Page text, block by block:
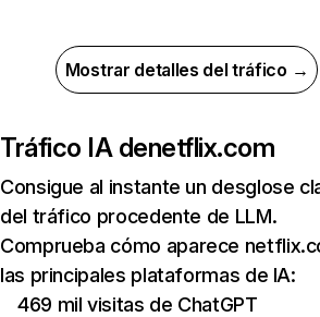
Mostrar detalles del tráfico →
Tráfico IA denetflix.com
Consigue al instante un desglose
del tráfico procedente de LLM.
Comprueba cómo aparece
las principales plataformas de IA:
469 mil visitas de ChatGPT